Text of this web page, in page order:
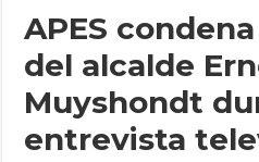
APES
del alcalde
Muyshondt
entrevista